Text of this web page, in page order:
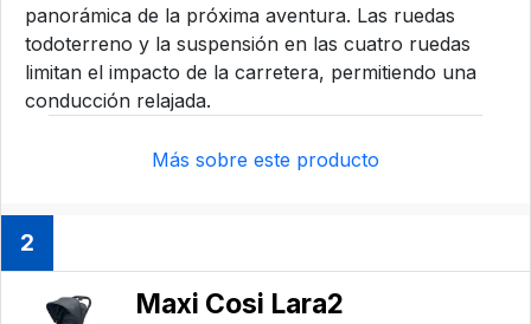
panorámica de la próxima aventura. Las ruedas
todoterreno y la suspensión en las cuatro ruedas
limitan el impacto de la carretera, permitiendo una
conducción relajada.
Más sobre este producto
2
Maxi Cosi Lara2